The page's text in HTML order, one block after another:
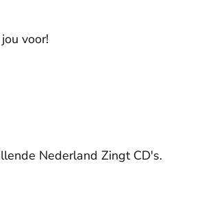
voor!
Nederland Zingt CD's.